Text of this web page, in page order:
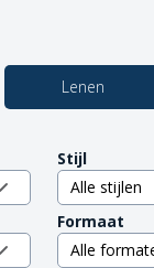
Lenen
Stijl
Formaat